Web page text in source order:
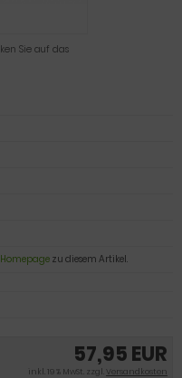
Sie auf das
57,95 EUR
inkl. 19 % MwSt. zzgl.Versandkosten
Homepage zu diesem Artikel.